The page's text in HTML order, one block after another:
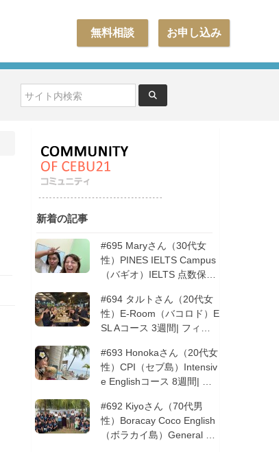
お申し込み
無料相談
新着の記事
#695 Maryさん（30代女
性）PINES IELTS Campus
（バギオ）IELTS 点数保証
#694 タルトさん（20代女
性）E-Room（バコロド）E
SL Aコース 3週間| フィリ
#693 Honokaさん（20代女
性）CPI（セブ島）Intensiv
e Englishコース 8週間| フ
#692 Kiyoさん（70代男
性）Boracay Coco English
（ボラカイ島）General En